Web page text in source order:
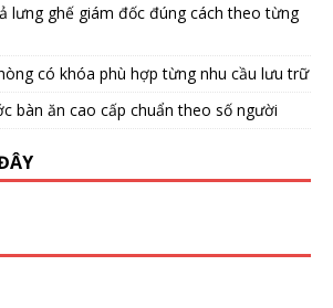
lưng ghế giám đốc đúng cách theo từng
có khóa phù hợp từng nhu cầu lưu trữ
bàn ăn cao cấp chuẩn theo số người